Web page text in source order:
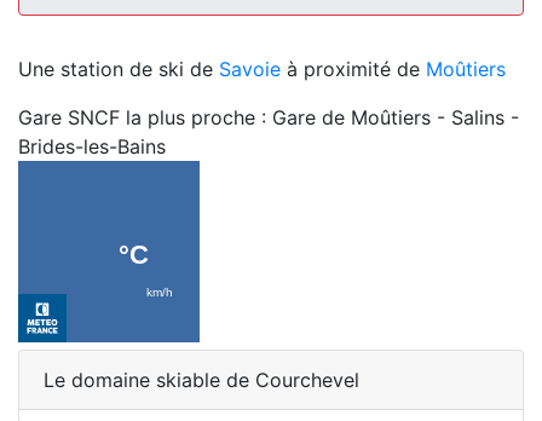
Une station de ski de Savoie à proximité de Moûtiers
Gare SNCF la plus proche : Gare de Moûtiers - Salins -
Brides-les-Bains
Le domaine skiable de Courchevel